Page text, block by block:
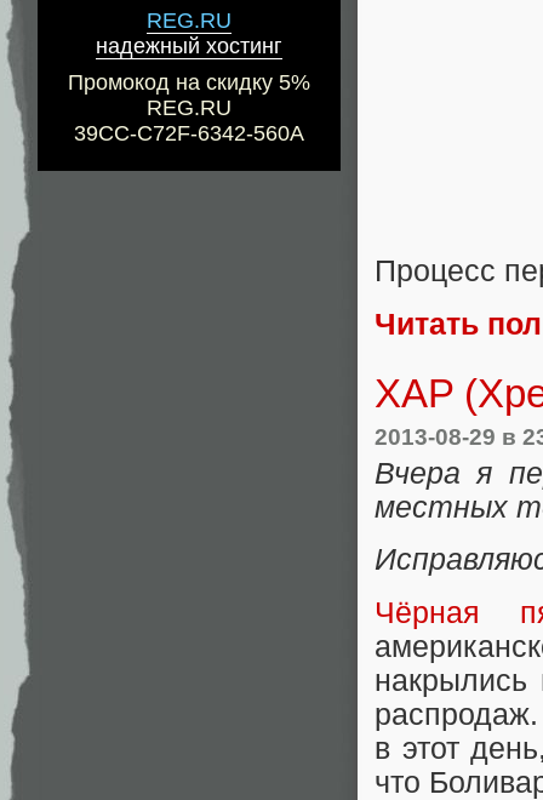
REG.RU
надежный хостинг
Промокод на скидку 5%
REG.RU
39CC-C72F-6342-560A
Процесс
Читать
XAP
2013-08-29 в
Вчера я
местных
Чёрная
в этот
что